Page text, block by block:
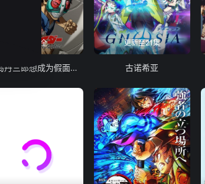
24集全
东岛丹三郎想成为假面骑士
更新至21集
古诺希亚